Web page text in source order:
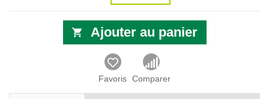
Ajouter au panier
Favoris Comparer